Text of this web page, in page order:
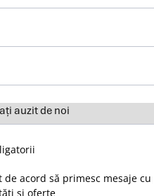
de acord să primesc mesaje
și oferte